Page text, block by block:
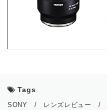
Tags
SONY / レンズレビュー /